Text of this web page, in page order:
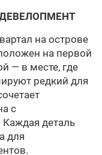
на острове
на первой
— в месте, где
редкий для
с
Каждая деталь
для